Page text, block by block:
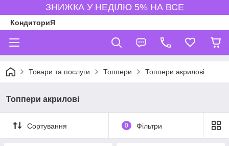
ЗНИЖКА У НЕДІЛЮ 5% НА ВСЕ
КондиториЯ
Товари та послуги Топпери Топпери акрилові
Топпери акрилові
Сортування 0 Фільтри